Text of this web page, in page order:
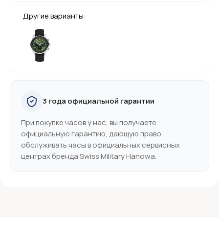
Другие варианты:
3 года официальной гарантии
При покупке часов у нас, вы получаете
официальную гарантию, дающую право
обслуживать часы в официальных сервисных
центрах бренда Swiss Military Hanowa.